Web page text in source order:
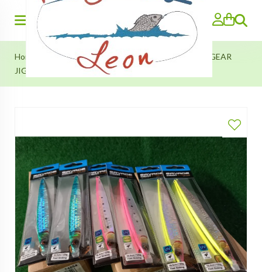
Zoeken
Home
AKTIE SET: 6 HALEN=2 BETALEN...SAVAGE GEAR
JIGS!